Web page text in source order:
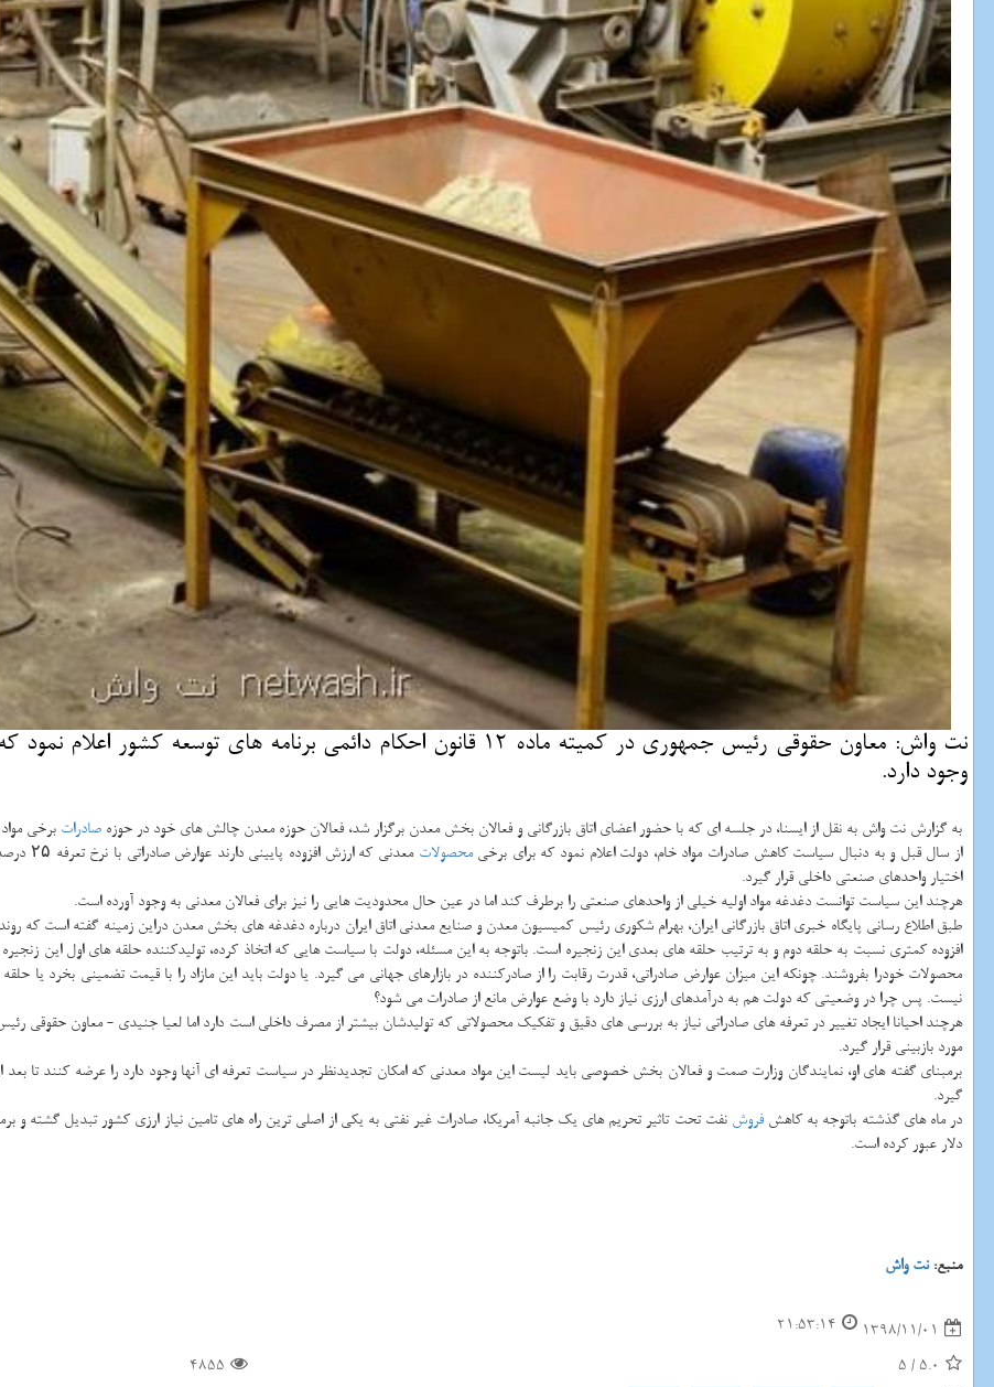
نت واش: معاون حقوقی رئیس جمهوری در كمیته ماده 12 قانون احكام دائمی برنامه
وجود دارد.
به گزارش نت واش به نقل از ایسنا، در جلسه ای كه با حضور اعضای اتاق بازرگانی و فعالان بخش معدن برگزار شد، فعالان حوزه معدن چالش های خود در حوزه صادرات برخی
از سال قبل و به دنبال سیاست كاهش صادرات مواد خام، دولت اعلام نمود كه برای برخیمحصولات معدنی كه ارزش افزوده پایینی دارند عوارض صادراتی با نرخ تعرفه ۲۵ درصد وضع می كند تا با كاهش جذابیت این
اختیار واحدهای صنعتی داخلی قرار گیرد.
هرچند این سیاست توانست دغدغه مواد اولیه خیلی از واحدهای صنعتی را برطرف كند اما در عین حال محدودیت هایی را نیز برای فعالان معدنی به وجود آورده است.
طبق اطلاع رسانی پایگاه خبری اتاق بازرگانی ایران، بهرام شكوری رئیس كمیسیون معدن و صنایع معدنی اتاق ایران درباره دغدغه های بخش معدن دراین زمینه گفته است كه
محصولات خودرا بفروشند. چونكه این میزان عوارض صادراتی، قدرت رقابت را از صادركننده در بازارهای جهانی می گیرد. یا دولت باید این مازاد را با قیمت تضمینی بخرد
نیست. پس چرا در وضعیتی كه دولت هم به درآمدهای ارزی نیاز دارد با وضع عوارض مانع از صادرات می شود؟
هرچند احیانا ایجاد تغییر در تعرفه های صادراتی نیاز به بررسی های دقیق و تفكیك محصولاتی كه تولیدشان بیشتر از مصرف داخلی است دارد اما لعیا جنیدی - معاون
مورد بازبینی قرار گیرد.
برمبنای گفته های او، نمایندگان وزارت صمت و فعالان بخش خصوصی باید لیست این مواد معدنی كه امكان تجدیدنظر در سیاست تعرفه ای آنها وجود دارد را عرضه كنند تا بعد
گیرد.
در ماه های گذشته باتوجه به كاهشفروش
دلار عبور كرده است.
منبع:نت واش
1398/11/01
21:53:14
5.0
/
5
4855